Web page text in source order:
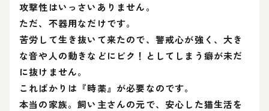
攻撃性はいっさいありません。
ただ、不器用なだけです。
苦労して生き抜いて来たので、警戒心が強く、大き
な音や人の動きなどにビク！としてしまう癖が未だ
に抜けません。
こればかりは『時薬』が必要なのです。
本当の家族。飼い主さんの元で、安心した猫生活を